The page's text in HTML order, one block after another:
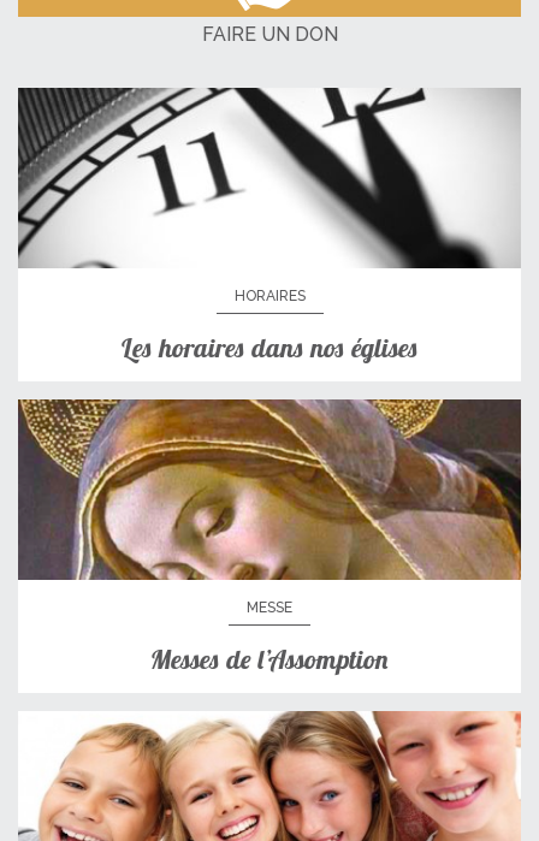
FAIRE UN DON
HORAIRES
Les horaires dans nos églises
MESSE
Messes de l’Assomption